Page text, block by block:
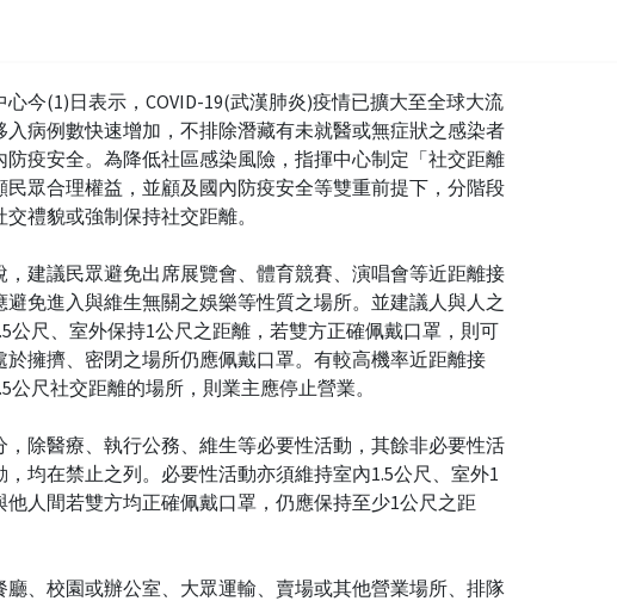
今(1)日表示，COVID-19(武漢肺炎)疫情已擴大至全球大流
入病例數快速增加，不排除潛藏有未就醫或無症狀之感染者
防疫安全。為降低社區感染風險，指揮中心制定「社交距離
民眾合理權益，並顧及國內防疫安全等雙重前提下，分階段
禮貌或強制保持社交距離。
，建議民眾避免出席展覽會、體育競賽、演唱會等近距離接
免進入與維生無關之娛樂等性質之場所。並建議人與人之
公尺、室外保持1公尺之距離，若雙方正確佩戴口罩，則可
於擁擠、密閉之場所仍應佩戴口罩。有較高機率近距離接
公尺社交距離的場所，則業主應停止營業。
，除醫療、執行公務、維生等必要性活動，其餘非必要性活
均在禁止之列。必要性活動亦須維持室內1.5公尺、室外1
人間若雙方均正確佩戴口罩，仍應保持至少1公尺之距
廳、校園或辦公室、大眾運輸、賣場或其他營業場所、排隊